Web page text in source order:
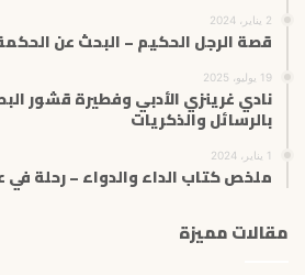
2 يناير، 2024
قصة الرجل الحكيم – البحث عن
19 يوليو، 2025
نادي غرينزي الأدبي وفطيرة قشور
بالرسائل والذكريات
1 يناير، 2024
ملخص كتاب الداء والدواء – رحلة في
مقالات مميزة